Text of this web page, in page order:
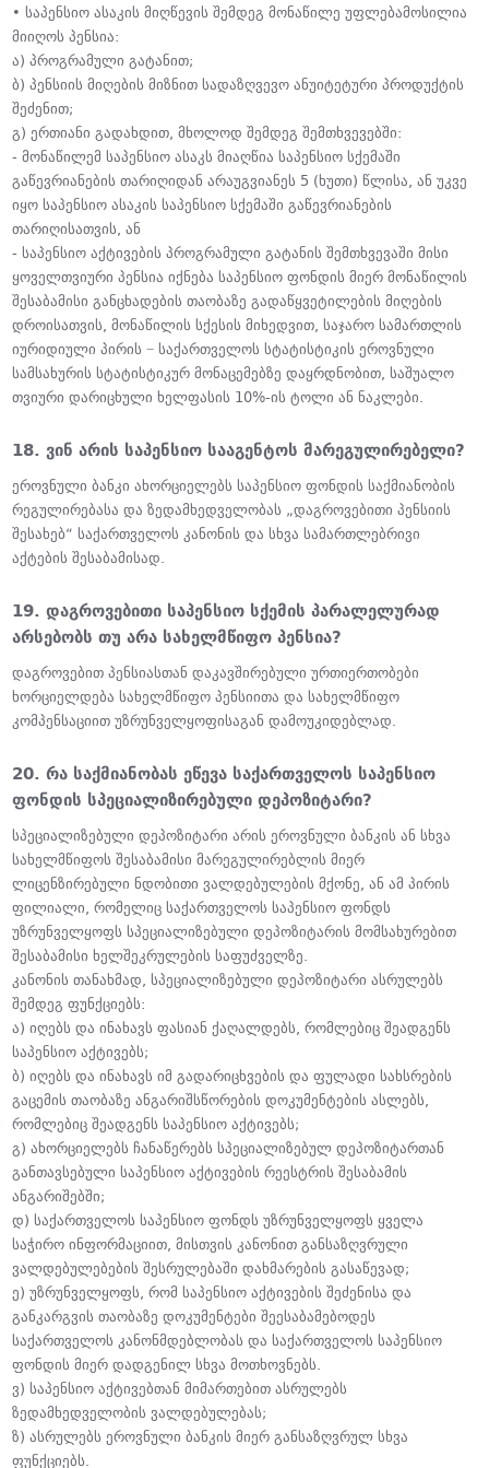
• საპენსიო ასაკის მიღწევის შემდეგ მონაწილე უფლებამოსილია
მიიღოს პენსია:
ა) პროგრამული გატანით;
ბ) პენსიის მიღების მიზნით სადაზღვევო ანუიტეტური პროდუქტის
შეძენით;
გ) ერთიანი გადახდით, მხოლოდ შემდეგ შემთხვევებში:
- მონაწილემ საპენსიო ასაკს მიაღწია საპენსიო სქემაში
გაწევრიანების თარიღიდან არაუგვიანეს 5 (ხუთი) წლისა, ან უკვე
იყო საპენსიო ასაკის საპენსიო სქემაში გაწევრიანების
თარიღისათვის, ან
- საპენსიო აქტივების პროგრამული გატანის შემთხვევაში მისი
ყოველთვიური პენსია იქნება საპენსიო ფონდის მიერ მონაწილის
შესაბამისი განცხადების თაობაზე გადაწყვეტილების მიღების
დროისათვის, მონაწილის სქესის მიხედვით, საჯარო სამართლის
იურიდიული პირის − საქართველოს სტატისტიკის ეროვნული
სამსახურის სტატისტიკურ მონაცემებზე დაყრდნობით, საშუალო
თვიური დარიცხული ხელფასის 10%-ის ტოლი ან ნაკლები.
18. ვინ არის საპენსიო სააგენტოს მარეგულირებელი?
ეროვნული ბანკი ახორციელებს საპენსიო ფონდის საქმიანობის
რეგულირებასა და ზედამხედველობას „დაგროვებითი პენსიის
შესახებ“ საქართველოს კანონის და სხვა სამართლებრივი
აქტების შესაბამისად.
19. დაგროვებითი საპენსიო სქემის პარალელურად
არსებობს თუ არა სახელმწიფო პენსია?
დაგროვებით პენსიასთან დაკავშირებული ურთიერთობები
ხორციელდება სახელმწიფო პენსიითა და სახელმწიფო
კომპენსაციით უზრუნველყოფისაგან დამოუკიდებლად.
20. რა საქმიანობას ეწევა საქართველოს საპენსიო
ფონდის სპეციალიზირებული დეპოზიტარი?
სპეციალიზებული დეპოზიტარი არის ეროვნული ბანკის ან სხვა
სახელმწიფოს შესაბამისი მარეგულირებლის მიერ
ლიცენზირებული ნდობითი ვალდებულების მქონე, ან ამ პირის
ფილიალი, რომელიც საქართველოს საპენსიო ფონდს
უზრუნველყოფს სპეციალიზებული დეპოზიტარის მომსახურებით
შესაბამისი ხელშეკრულების საფუძველზე.
კანონის თანახმად, სპეციალიზებული დეპოზიტარი ასრულებს
შემდეგ ფუნქციებს:
ა) იღებს და ინახავს ფასიან ქაღალდებს, რომლებიც შეადგენს
საპენსიო აქტივებს;
ბ) იღებს და ინახავს იმ გადარიცხვების და ფულადი სახსრების
გაცემის თაობაზე ანგარიშსწორების დოკუმენტების ასლებს,
რომლებიც შეადგენს საპენსიო აქტივებს;
გ) ახორციელებს ჩანაწერებს სპეციალიზებულ დეპოზიტართან
განთავსებული საპენსიო აქტივების რეესტრის შესაბამის
ანგარიშებში;
დ) საქართველოს საპენსიო ფონდს უზრუნველყოფს ყველა
საჭირო ინფორმაციით, მისთვის კანონით განსაზღვრული
ვალდებულებების შესრულებაში დახმარების გასაწევად;
ე) უზრუნველყოფს, რომ საპენსიო აქტივების შეძენისა და
განკარგვის თაობაზე დოკუმენტები შეესაბამებოდეს
საქართველოს კანონმდებლობას და საქართველოს საპენსიო
ფონდის მიერ დადგენილ სხვა მოთხოვნებს.
ვ) საპენსიო აქტივებთან მიმართებით ასრულებს
ზედამხედველობის ვალდებულებას;
ზ) ასრულებს ეროვნული ბანკის მიერ განსაზღვრულ სხვა
ფუნქციებს.